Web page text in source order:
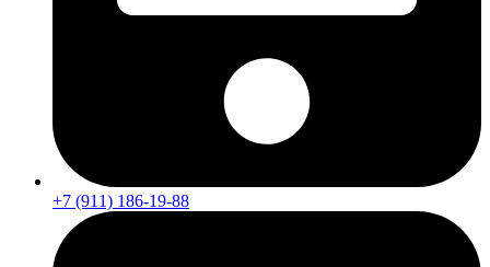
+7 (911) 186-19-88